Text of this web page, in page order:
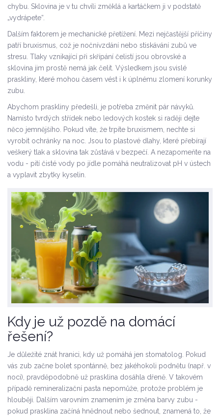
chybu. Sklovina je v tu chvíli změklá a kartáčkem ji v podstatě
„vydrápete“.
Dalším faktorem je mechanické přetížení. Mezi nejčastější příčiny
patří bruxismus, což je nočnívzdání nebo stiskávání zubů ve
stresu. Tlaky vznikající při skřípání čelistí jsou obrovské a
sklovina jim prostě nemá jak čelit. Výsledkem jsou svislé
praskliny, které mohou časem vést i k úplnému zlomení korunky
zubu.
Abychom praskliny předešli, je potřeba změnit pár návyků.
Namísto tvrdých střídek nebo ledových kostek si raději dejte
něco jemnějšího. Pokud víte, že trpíte bruxismem, nechte si
vyrobit ochránky na noc. Jsou to plastové dlahy, které přebírají
veškerý tlak a sklovina tak zůstává v bezpečí. A nezapomeňte na
vodu - pití čisté vody po jídle pomáhá neutralizovat pH v ústech
a vyplavit zbytky kyselin.
Kdy je už pozdě na domácí
řešení?
Je důležité znát hranici, kdy už pomáhá jen stomatolog. Pokud
vás zub začne bolet spontánně, bez jakéhokoli podnětu (např. v
noci), pravděpodobně už prasklina dosáhla dřeně. V takovém
případě remineralizační pasta nepomůže, protože problém je
hlouběji. Dalším varovním znamením je změna barvy zubu -
pokud prasklina začíná hnědnout nebo šednout, znamená to, že